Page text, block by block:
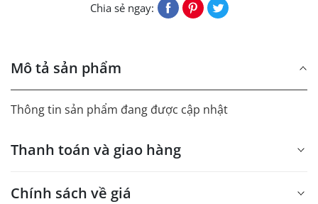
Chia sẻ ngay:
Mô tả sản phẩm
Thông tin sản phẩm đang được cập nhật
Thanh toán và giao hàng
Chính sách về giá